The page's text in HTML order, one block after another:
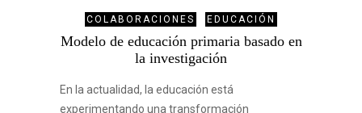
COLABORACIONES EDUCACIÓN
Modelo de educación primaria basado en
la investigación
En la actualidad, la educación está
experimentando una transformación